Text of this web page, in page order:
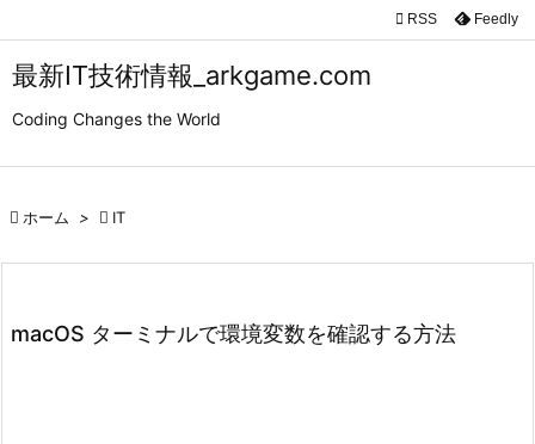
最新IT技術情報_arkgame.com
Coding Changes the World


 RSS Feedly
 ホーム >  IT
macOS ターミナルで環境変数を確認する方法